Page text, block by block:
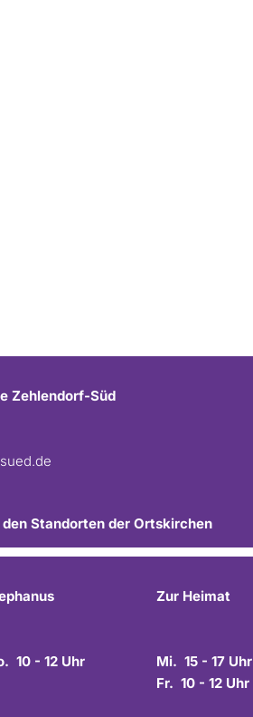
Zehlendorf-Süd
Standorten der Ortskirchen
10 - 12 Uhr
Zur Heimat
Mi. 15 - 17 Uhr
Fr. 10 - 12 Uhr